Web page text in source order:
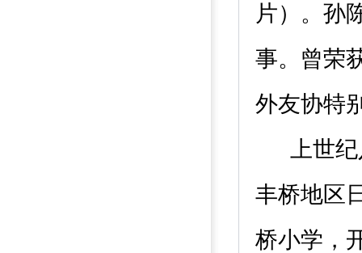
片）。 孙
事。曾荣
外友协特
上世
丰桥地区
桥小学，